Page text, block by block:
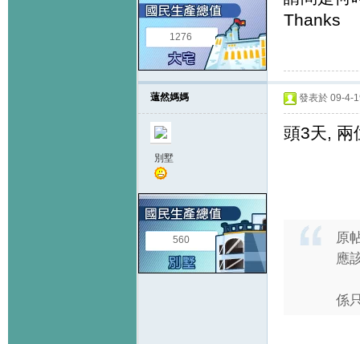
1276
Thanks
薳然媽媽
別墅
560
發表於 09-4-
頭3天, 兩
原
應
係